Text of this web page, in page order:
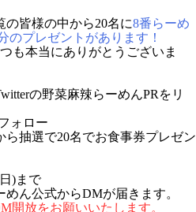
皆様の中から20名に8番らーめ
のプレゼントがあります！
も本当にありがとうございま
の野菜麻辣らーめんPRをリ
ォロー
ら抽選で20名でお食事券プレゼン
)まで
ん公式からDMが届きます。
開放をお願いいたします。